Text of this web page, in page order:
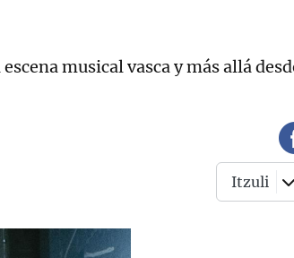
musical vasca y más allá
Itzuli